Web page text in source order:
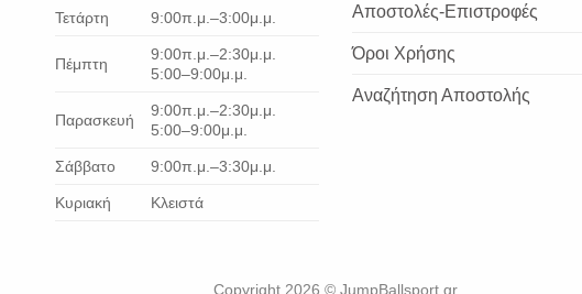
Τετάρτη 9:00π.μ.–3:00μ.μ.
Πέμπτη
9:00π.μ.–2:30μ.μ.
5:00–9:00μ.μ.
Παρασκευή
9:00π.μ.–2:30μ.μ.
5:00–9:00μ.μ.
Σάββατο 9:00π.μ.–3:30μ.μ.
Κυριακή Κλειστά
Αποστολές-Επιστροφές
Όροι Χρήσης
Αναζήτηση Αποστολής
Copyright 2026 © JumpBallsport.gr